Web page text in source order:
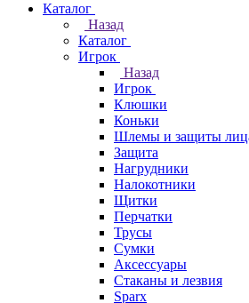
Каталог
Назад
Каталог
Игрок
Назад
Игрок
Клюшки
Коньки
Шлемы и защиты
Защита
Нагрудники
Налокотники
Щитки
Перчатки
Трусы
Сумки
Аксессуары
Стаканы и лезвия
Sparx